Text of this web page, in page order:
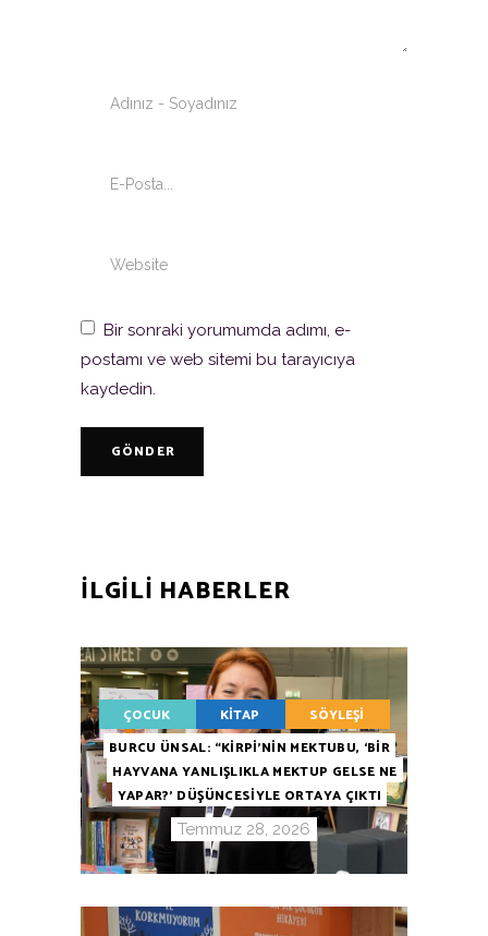
Bir sonraki yorumumda adımı, e-
postamı ve web sitemi bu tarayıcıya
kaydedin.
GÖNDER
ILGILI HABERLER
ÇOCUK KITAP
SÖYLEŞI
BURCU ÜNSAL: “KİRPİ’NİN MEKTUBU, ‘BİR
HAYVANA YANLIŞLIKLA MEKTUP GELSE NE
YAPAR?’ DÜŞÜNCESİYLE ORTAYA ÇIKTI
Temmuz 28, 2026